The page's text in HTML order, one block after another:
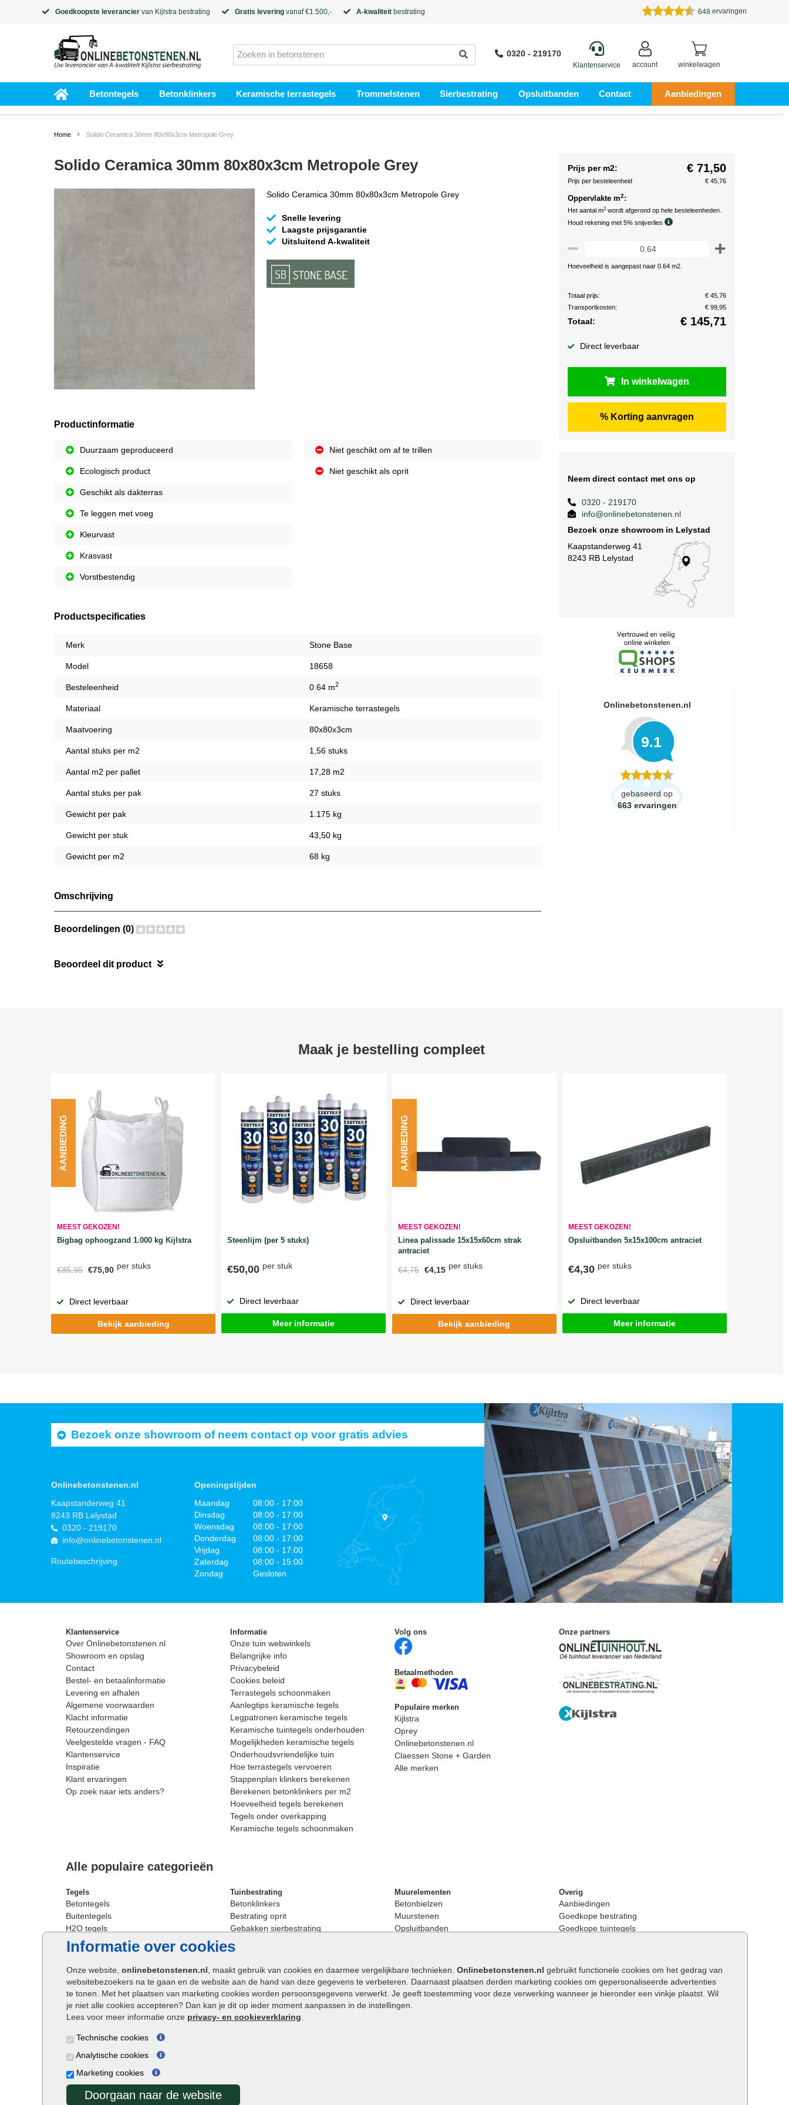
Goedkoopste leverancier van Kijlstra bestrating Gratis levering vanaf €1.500,- A-kwaliteit bestrating 648 ervaringen
0320 - 219170
Klantenservice account winkelwagen
Betontegels Betonklinkers Keramische terrastegels Trommelstenen Sierbestrating Opsluitbanden Contact Aanbiedingen
Informatie over cookies
Onze website, onlinebetonstenen.nl , maakt gebruik van cookies en daarmee vergelijkbare technieken. Onlinebetonstenen.nl gebruikt functionele cookies om het gedrag van
websitebezoekers na te gaan en de website aan de hand van deze gegevens te verbeteren. Daarnaast plaatsen derden marketing cookies om gepersonaliseerde advertenties
te tonen. Met het plaatsen van marketing cookies worden persoonsgegevens verwerkt. Je geeft toestemming voor deze verwerking wanneer je hieronder een vinkje plaatst. Wil
je niet alle cookies accepteren? Dan kan je dit op ieder moment aanpassen in de instellingen.
Lees voor meer informatie onze privacy- en cookieverklaring
Technische cookies
Analytische cookies
Marketing cookies
Doorgaan naar de website
Home Solido Ceramica 30mm 80x80x3cm Metropole Grey
Solido Ceramica 30mm 80x80x3cm Metropole Grey
Solido Ceramica 30mm 80x80x3cm Metropole Grey
Snelle levering
Laagste prijsgarantie
Uitsluitend A-kwaliteit
Productinformatie
Duurzaam geproduceerd
Ecologisch product
Geschikt als dakterras
Te leggen met voeg
Kleurvast
Krasvast
Vorstbestendig
Niet geschikt om af te trillen
Niet geschikt als oprit
Productspecificaties
Merk Stone Base
Model 18658
Besteleenheid 0.64 m2
Materiaal Keramische terrastegels
Maatvoering 80x80x3cm
Aantal stuks per m2 1,56 stuks
Aantal m2 per pallet 17,28 m2
Aantal stuks per pak 27 stuks
Gewicht per pak 1.175 kg
Gewicht per stuk 43,50 kg
Gewicht per m2 68 kg
Omschrijving
Beoordelingen (0)
Beoordeel dit product
Prijs per m2: € 71,50
Prijs per besteleenheid € 45,76
Oppervlakte m2:
Het aantal m2 wordt afgerond op hele besteleenheden.
Houd rekening met 5% snijverlies
Hoeveelheid is aangepast naar 0.64 m2.
Totaal prijs:
€ 45,76
Transportkosten:
€ 99,95
Totaal: € 145,71
Direct leverbaar
In winkelwagen
% Korting aanvragen
Neem direct contact met ons op
0320 - 219170
info@onlinebetonstenen.nl
Bezoek onze showroom in Lelystad
Kaapstanderweg 41
8243 RB Lelystad
Onlinebetonstenen.nl
9.1
gebaseerd op
663 ervaringen
Maak je bestelling compleet
MEEST GEKOZEN!
Bigbag ophoogzand 1.000 kg Kijlstra
€85,95 €75,90 per stuks
AANBIEDING
Direct leverbaar
Bekijk aanbieding
Steenlijm (per 5 stuks)
€50,00 per stuk
Direct leverbaar
Meer informatie
MEEST GEKOZEN!
Linea palissade 15x15x60cm strak
antraciet
€4,75 €4,15 per stuks
AANBIEDING
Direct leverbaar
Bekijk aanbieding
MEEST GEKOZEN!
Opsluitbanden 5x15x100cm antraciet
€4,30 per stuks
Direct leverbaar
Meer informatie
Bezoek onze showroom of neem contact op voor gratis advies
Onlinebetonstenen.nl
Kaapstanderweg 41
8243 RB Lelystad
0320 - 219170
info@onlinebetonstenen.nl
Routebeschrijving
Openingstijden
Maandag
08:00 - 17:00
Dinsdag
08:00 - 17:00
Woensdag
08:00 - 17:00
Donderdag
08:00 - 17:00
Vrijdag
08:00 - 17:00
Zaterdag
08:00 - 15:00
Zondag
Gesloten
Klantenservice
Over Onlinebetonstenen.nl
Showroom en opslag
Contact
Bestel- en betaalinformatie
Levering en afhalen
Algemene voorwaarden
Klacht informatie
Retourzendingen
Veelgestelde vragen - FAQ
Klantenservice
Inspiratie
Klant ervaringen
Op zoek naar iets anders?
Informatie
Onze tuin webwinkels
Belangrijke info
Privacybeleid
Cookies beleid
Terrastegels schoonmaken
Aanlegtips keramische tegels
Legpatronen keramische tegels
Keramische tuintegels onderhouden
Mogelijkheden keramische tegels
Onderhoudsvriendelijke tuin
Hoe terrastegels vervoeren
Stappenplan klinkers berekenen
Berekenen betonklinkers per m2
Hoeveelheid tegels berekenen
Tegels onder overkapping
Keramische tegels schoonmaken
Volg ons
Betaalmethoden
Populaire merken
Kijlstra
Oprey
Onlinebetonstenen.nl
Claessen Stone + Garden
Alle merken
Onze partners
Alle populaire categorieën
Tegels
Betontegels
Buitentegels
H2O tegels
Keramische terrastegels
Oprit tegels
Patio tegels
Siertegels
Stoeptegels
Straattegels
Terrastegels
Buitentegels
Grote terrastegels
Tuinbestrating
Betonklinkers
Bestrating oprit
Gebakken sierbestrating
Strakke bestrating
Straatstenen
Straatklinkers
Trommelstenen
Tuinstenen
Waalformaat
Muurelementen
Betonbielzen
Muurstenen
Opsluitbanden
Betonblokken
Stapelstenen
Extra benodigdheden
Overig
Aanbiedingen
Goedkope bestrating
Goedkope tuintegels
Opsluitbanden plaatsen
Keerwanden
Traptreden tuin